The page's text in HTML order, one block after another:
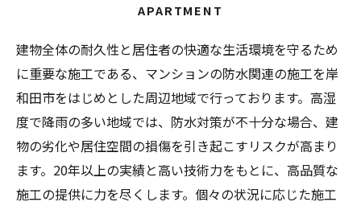
APARTMENT
建物全体の耐久性と居住者の快適な生活環境を守るため
に重要な施工である、マンションの防水関連の施工を岸
和田市をはじめとした周辺地域で行っております。高湿
度で降雨の多い地域では、防水対策が不十分な場合、建
物の劣化や居住空間の損傷を引き起こすリスクが高まり
ます。20年以上の実績と高い技術力をもとに、高品質な
施工の提供に力を尽くします。個々の状況に応じた施工